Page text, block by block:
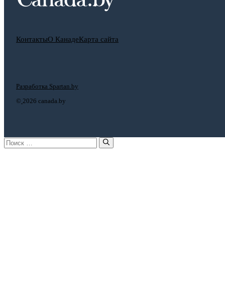
КонтактыО КанадеКарта сайта
© 2026 canada.by
Разработка Spartan.by
Поиск: